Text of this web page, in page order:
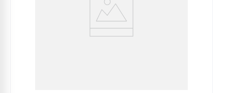
Estou de acordo com aPolítica de Privacidade.
autorizo que meus dados sejam utilizados para o